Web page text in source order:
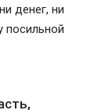
денег, ни
посильной